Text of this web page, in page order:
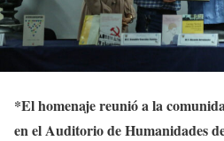
*El homenaje reunió ala
en el Auditorio de Humanidades